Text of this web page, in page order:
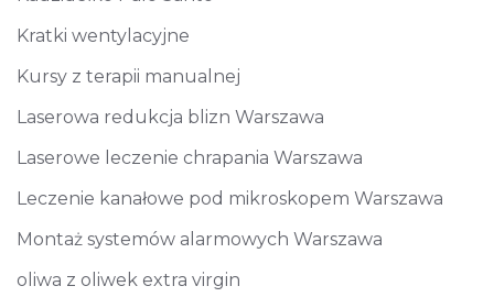
Kratki wentylacyjne
Kursy z terapii manualnej
Laserowa redukcja blizn Warszawa
Laserowe leczenie chrapania Warszawa
Leczenie kanałowe pod mikroskopem Warszawa
Montaż systemów alarmowych Warszawa
oliwa z oliwek extra virgin